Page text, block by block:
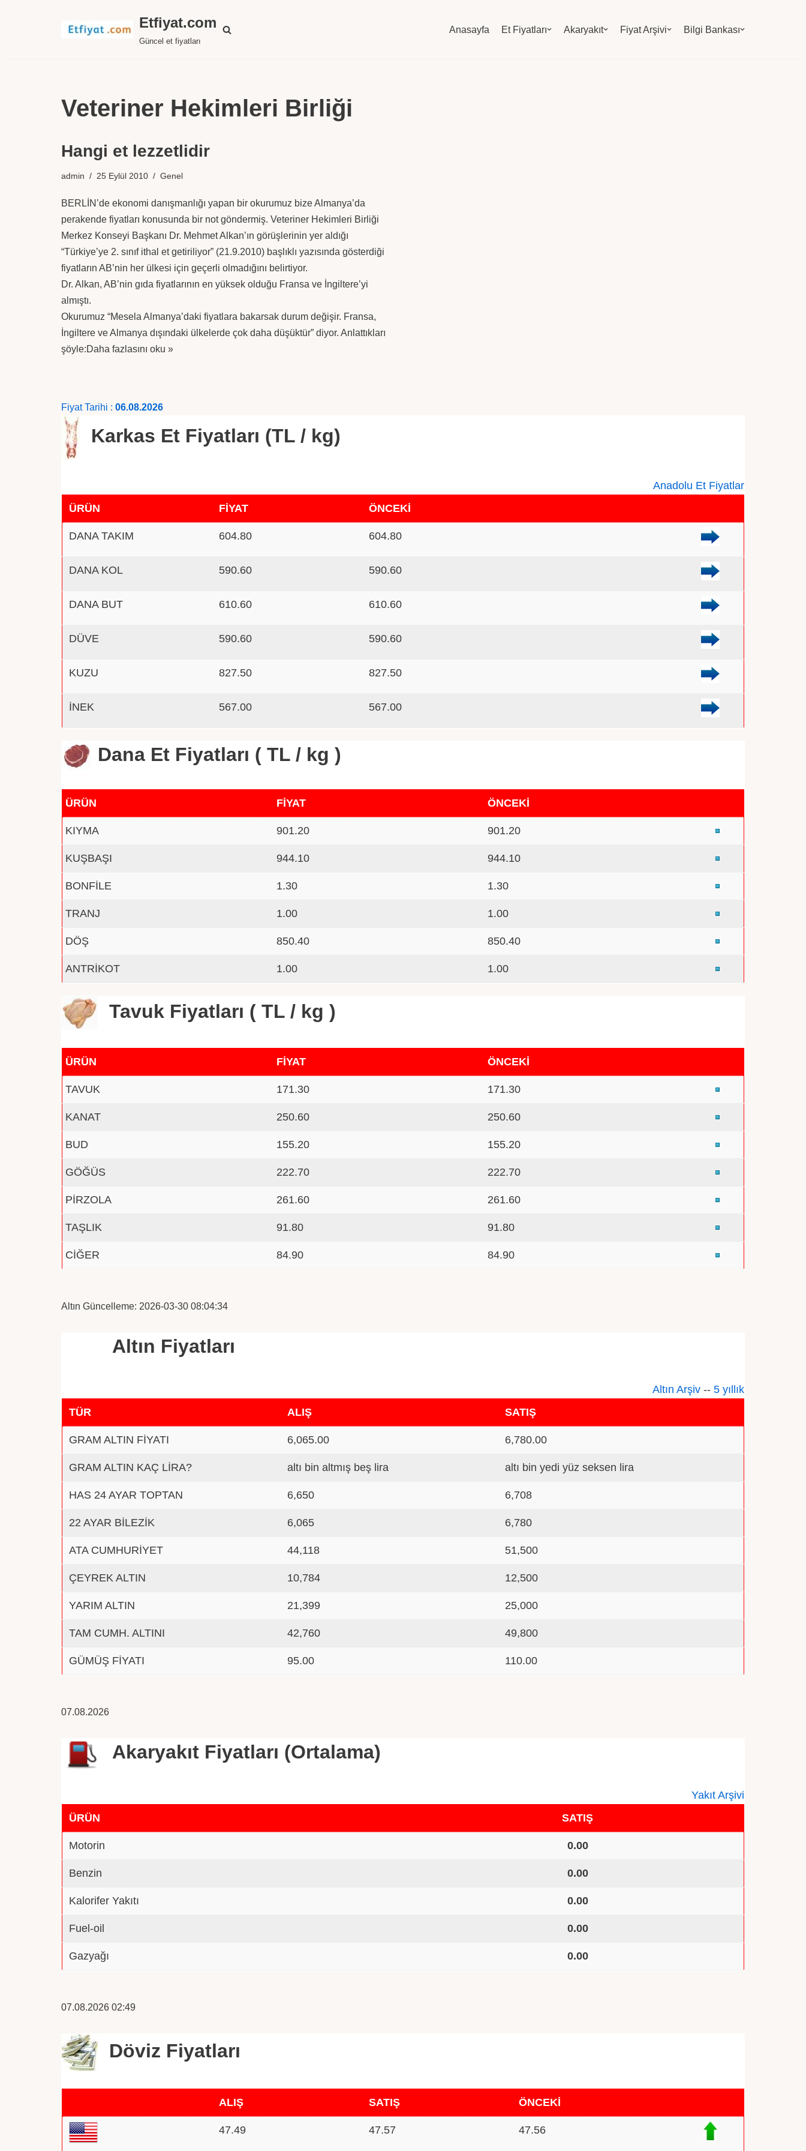
Etfiyat.com
Güncel et fiyatları
Anasayfa Et Fiyatları Akaryakıt Fiyat Arşivi Bilgi Bankası
Veteriner Hekimleri Birliği
Hangi et lezzetlidir
admin 25 Eylül 2010 Genel
BERLİN’de ekonomi danışmanlığı yapan bir okurumuz bize Almanya’da
perakende fiyatları konusunda bir not göndermiş. Veteriner Hekimleri Birliği
Merkez Konseyi Başkanı Dr. Mehmet Alkan’ın görüşlerinin yer aldığı
“Türkiye’ye 2. sınıf ithal et getiriliyor” (21.9.2010) başlıklı yazısında gösterdiği
fiyatların AB’nin her ülkesi için geçerli olmadığını belirtiyor.
Dr. Alkan, AB’nin gıda fiyatlarının en yüksek olduğu Fransa ve İngiltere’yi
almıştı.
Okurumuz “Mesela Almanya’daki fiyatlara bakarsak durum değişir. Fransa,
İngiltere ve Almanya dışındaki ülkelerde çok daha düşüktür” diyor. Anlattıkları
şöyle:Daha fazlasını oku »
Fiyat Tarihi : 06.08.2026
Karkas Et Fiyatları (TL / kg)
Anadolu Et Fiyatlar
ÜRÜN
FİYAT ÖNCEKİ
DANA TAKIM 604.80 604.80
DANA KOL 590.60 590.60
DANA BUT 610.60 610.60
DÜVE 590.60 590.60
KUZU 827.50 827.50
İNEK 567.00 567.00
Dana Et Fiyatları ( TL / kg )
ÜRÜN FİYAT ÖNCEKİ
KIYMA 901.20 901.20
KUŞBAŞI 944.10 944.10
BONFİLE 1.30 1.30
TRANJ 1.00 1.00
DÖŞ 850.40 850.40
ANTRİKOT 1.00 1.00
Tavuk Fiyatları ( TL / kg )
ÜRÜN FİYAT ÖNCEKİ
TAVUK 171.30 171.30
KANAT 250.60 250.60
BUD 155.20 155.20
GÖĞÜS 222.70 222.70
PİRZOLA 261.60 261.60
TAŞLIK 91.80 91.80
CİĞER 84.90 84.90
Altın Güncelleme: 2026-03-30 08:04:34
Altın Fiyatları
Altın Arşiv -- 5 yıllık
TÜR
ALIŞ SATIŞ
GRAM ALTIN FİYATI 6,065.00 6,780.00
GRAM ALTIN KAÇ LİRA? altı bin altmış beş lira altı bin yedi yüz seksen lira
HAS 24 AYAR TOPTAN 6,650 6,708
22 AYAR BİLEZİK 6,065 6,780
ATA CUMHURİYET 44,118 51,500
ÇEYREK ALTIN 10,784 12,500
YARIM ALTIN 21,399 25,000
TAM CUMH. ALTINI 42,760 49,800
GÜMÜŞ FİYATI 95.00 110.00
07.08.2026
Akaryakıt Fiyatları (Ortalama)
Yakıt Arşivi
ÜRÜN
SATIŞ
Motorin 0.00
Benzin 0.00
Kalorifer Yakıtı 0.00
Fuel-oil 0.00
Gazyağı 0.00
07.08.2026 02:49
Döviz Fiyatları
ALIŞ SATIŞ ÖNCEKİ
47.49 47.57 47.56